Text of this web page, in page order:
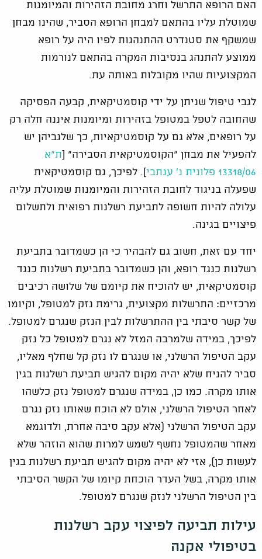
האם הרופא התרשל וחרג מחובת הזהירות והמיומנות
שמוטלת עליו בהתאם למבחן הרופא הסביר, שהינו מבחן
שמשקף את סטנדרט ההתנהגות לפיו היה על רופא
ממוצע להתנהג בנסיבות המקרה בהתאם לנורמות
המקצועיות שהיו מקובלות באותה עת.
לגבי טיפול שניתן על ידי קוסמטיקאית, קבעה הפסיקה
שהחובה לטפל במטופל בזהירות ומיומנות איננה חלה רק
על רופאים, אלא גם על קוסמטיקאיות, כך שלגביהן יש
להפעיל את מבחן "הקוסמטיקאית הסבירה" [ת"א
13318/06 פלונית נ' ענתבי
]. לפיכך, גם קוסמטיקאית
שפעלה בניגוד לחובת הזהירות והמיומנות שמוטלת עליה
עלולה להיות חשופה לתביעת רשלנות רפואית ולתשלום
פיצויים בגינה.
יחד עם זאת, חשוב גם להבהיר כי הן כשמדובר בתביעת
רשלנות כנגד רופא, והן כשמדובר בתביעת רשלנות כנגד
קוסמטיקאית, יש להוכיח את קיומם של שלושה רכיבים
מרכזיים: התרשלות מקצועית, גרימת נזק למטופל, וקיומו
של קשר סיבתי בין ההתרשלות לבין הנזק שנגרם למטופל.
לפיכך, במידה שלמרבה המזל לא נגרם למטופל כל נזק
עקב הטיפול הרשלני, או שנגרם לו נזק קל שחלף מאליו,
סביר להניח שלא יהיה מקום להגיש תביעת רשלנות בגין
אותו מקרה. כמו כן, במידה שנגרם למטופל נזק כלשהו
לאחר הטיפול הרשלני, אולם לא הוכח שאותו נזק נגרם
עקב הטיפול הרשלני (אלא עקב סיבה אחרת, ולדוגמא
מאחר שהמטופל נחשף לשמש למרות שהוא הוזהר שלא
לעשות כן), אזי לא יהיה מקום להגיש תביעת רשלנות בגין
אותו מקרה, בשל העדר הוכחת קיומו של הקשר הסיבתי
בין הטיפול הרשלני לנזק שנגרם למטופל.
עילות תביעה לפיצוי עקב רשלנות
בטיפולי אקנה